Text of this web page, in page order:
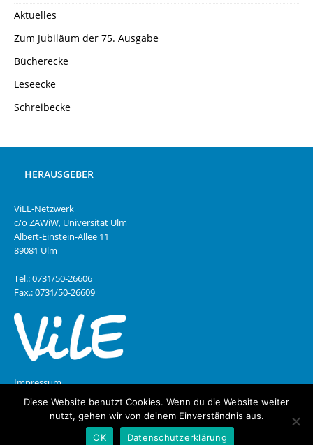
Aktuelles
Zum Jubiläum der 75. Ausgabe
Bücherecke
Leseecke
Schreibecke
HERAUSGEBER
ViLE-Netzwerk
c/o ZAWiW, Universität Ulm
Albert-Einstein-Allee 11
89081 Ulm
Tel.: 0731/50-26606
Fax.: 0731/50-26609
Impressum
Datenschutz
Diese Website benutzt Cookies. Wenn du die Website weiter
nutzt, gehen wir von deinem Einverständnis aus.
OK
Datenschutzerklärung